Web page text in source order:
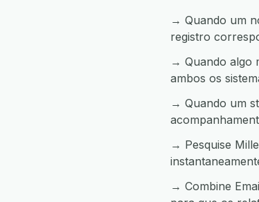
→ Quando um
registro
→ Quando algo
ambos os
→ Quando um
→ Pesquise
→ Combine